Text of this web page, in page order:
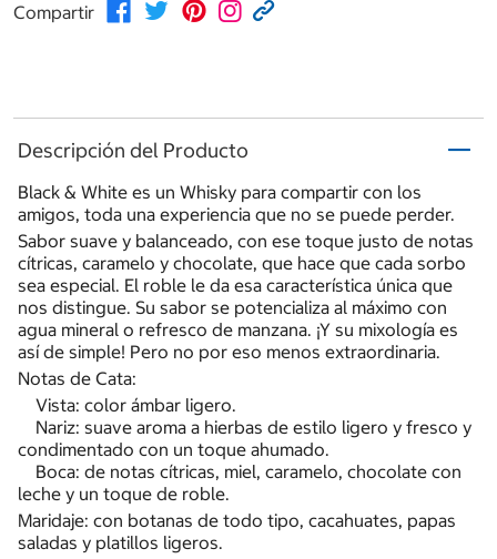
Compartir
Descripción del Producto
Black & White es un Whisky para compartir con los
amigos, toda una experiencia que no se puede perder.
Sabor suave y balanceado, con ese toque justo de notas
cítricas, caramelo y chocolate, que hace que cada sorbo
sea especial. El roble le da esa característica única que
nos distingue. Su sabor se potencializa al máximo con
agua mineral o refresco de manzana. ¡Y su mixología es
así de simple! Pero no por eso menos extraordinaria.
Notas de Cata:
Vista: color ámbar ligero.
Nariz: suave aroma a hierbas de estilo ligero y fresco y
condimentado con un toque ahumado.
Boca: de notas cítricas, miel, caramelo, chocolate con
leche y un toque de roble.
Maridaje: con botanas de todo tipo, cacahuates, papas
saladas y platillos ligeros.